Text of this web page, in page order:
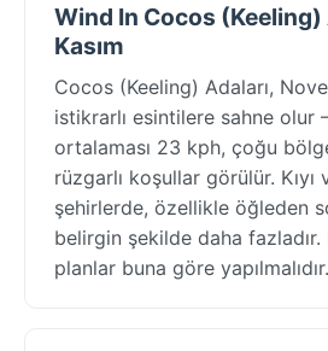
Wind In Cocos (Keeling)
Kasım
Cocos (Keeling) Adaları,
istikrarlı esintilere sahne
ortalaması 23 kph, çoğu
rüzgarlı koşullar görülür. Kıyı
şehirlerde, özellikle öğleden
belirgin şekilde daha fazladır.
planlar buna göre yapılmalıdır.